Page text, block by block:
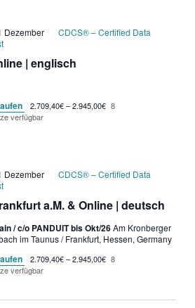
| englisch
Dezember
CDCS® – Certified Data
2.709,40€ – 2.945,00€ 8
verfügbar
a.M. & Online | deutsch
Dezember
CDCS® – Certified Data
/ c/o PANDUIT bis Okt/26Am Kronberger
im Taunus / Frankfurt, Hessen, Germany
2.709,40€ – 2.945,00€ 8
verfügbar